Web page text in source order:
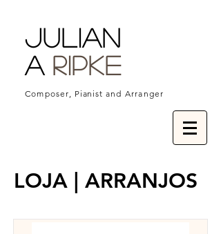
Julian
a Ripke
Composer, Pianist and Arranger
LOJA | ARRANJOS